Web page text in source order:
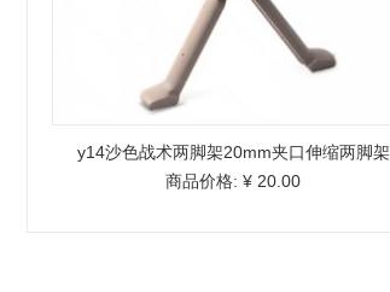
y14沙色战术两脚架20mm夹口伸缩两脚架
商品价格: ¥ 20.00